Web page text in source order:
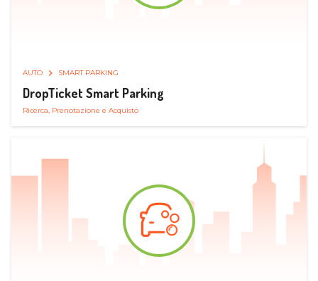
AUTO SMART PARKING
DropTicket Smart Parking
Ricerca, Prenotazione e Acquisto